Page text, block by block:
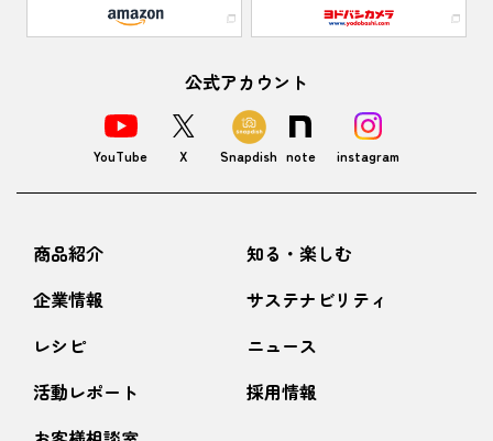
公式アカウント
YouTube X Snapdish note instagram
商品紹介
知る・楽しむ
企業情報
サステナビリティ
レシピ
ニュース
活動レポート
採用情報